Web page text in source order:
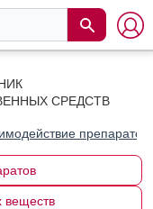
СРЕДСТВ
препаратов
веществ